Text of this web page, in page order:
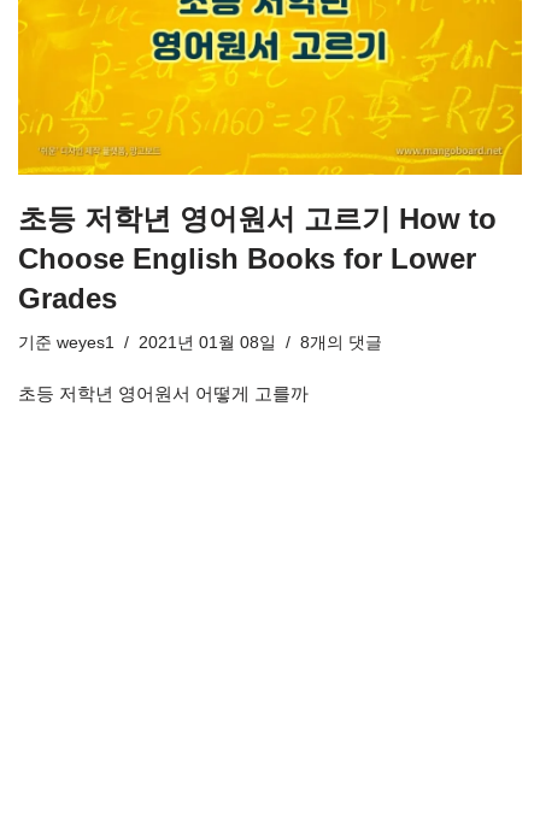
초등 저학년 영어원서 고르기 How to
Choose English Books for Lower
Grades
기준 weyes1 2021년 01월 08일 8개의 댓글
초등 저학년 영어원서 어떻게 고를까